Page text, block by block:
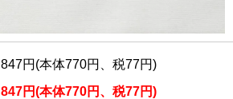
847円(本体770円、税77円)
847円(本体770円、税77円)